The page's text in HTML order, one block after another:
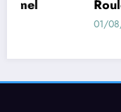
farcies